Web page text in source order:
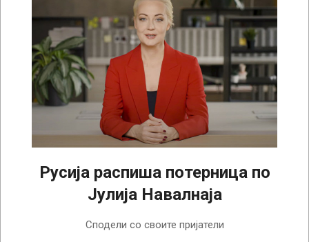
Русија распиша потерница по
Јулија Навалнаја
Сподели со своите пријатели